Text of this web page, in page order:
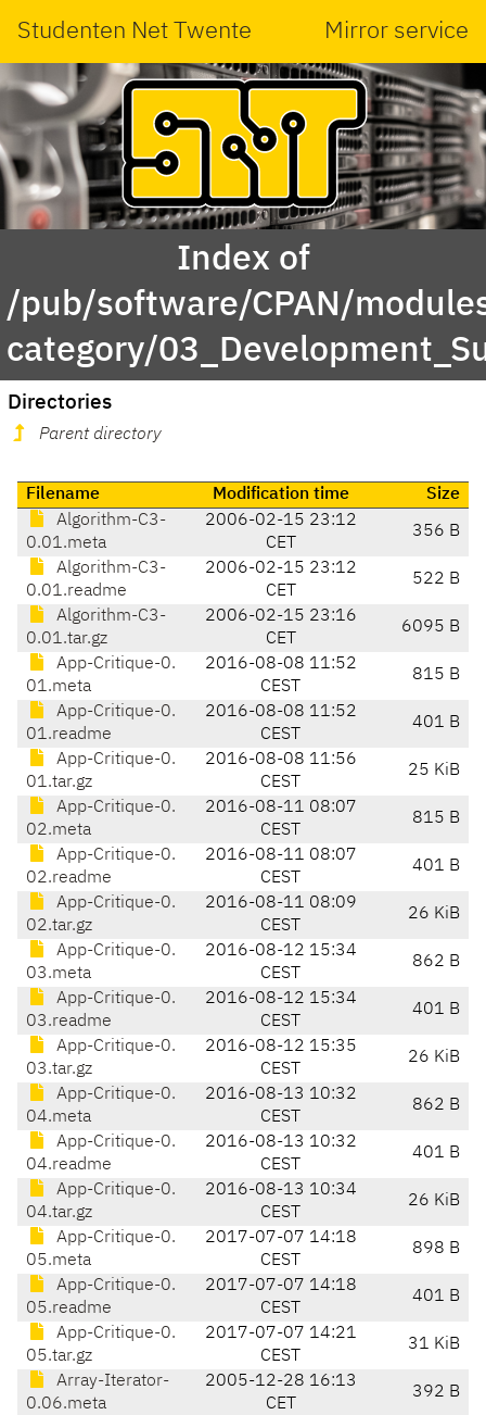
Studenten Net Twente Mirror service
Index of
/pub/software/CPAN/
category/
Directories
Parent directory
Filename Modification time
Size
Algorithm-C3-
0.01.meta
2006-02-15 23:12
CET
356 B
Algorithm-C3-
0.01.readme
2006-02-15 23:12
CET
522 B
Algorithm-C3-
0.01.tar.gz
2006-02-15 23:16
CET
6095 B
App-Critique-0.
01.meta
2016-08-08 11:52
CEST
815 B
App-Critique-0.
01.readme
2016-08-08 11:52
CEST
401 B
App-Critique-0.
01.tar.gz
2016-08-08 11:56
CEST
25 KiB
App-Critique-0.
02.meta
2016-08-11 08:07
CEST
815 B
App-Critique-0.
02.readme
2016-08-11 08:07
CEST
401 B
App-Critique-0.
02.tar.gz
2016-08-11 08:09
CEST
26 KiB
App-Critique-0.
03.meta
2016-08-12 15:34
CEST
862 B
App-Critique-0.
03.readme
2016-08-12 15:34
CEST
401 B
App-Critique-0.
03.tar.gz
2016-08-12 15:35
CEST
26 KiB
App-Critique-0.
04.meta
2016-08-13 10:32
CEST
862 B
App-Critique-0.
04.readme
2016-08-13 10:32
CEST
401 B
App-Critique-0.
04.tar.gz
2016-08-13 10:34
CEST
26 KiB
App-Critique-0.
05.meta
2017-07-07 14:18
CEST
898 B
App-Critique-0.
05.readme
2017-07-07 14:18
CEST
401 B
App-Critique-0.
05.tar.gz
2017-07-07 14:21
CEST
31 KiB
Array-Iterator-
0.06.meta
2005-12-28 16:13
CET
392 B